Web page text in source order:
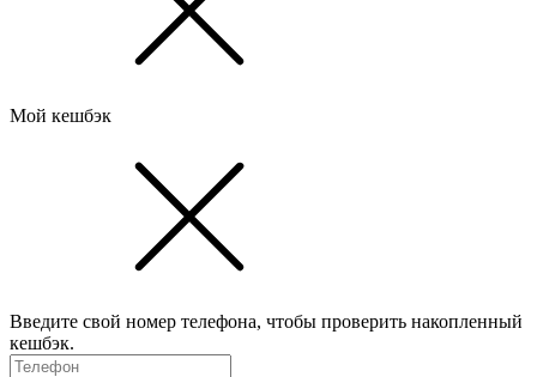
Мой кешбэк
Введите свой номер телефона, чтобы проверить накопленный
кешбэк.